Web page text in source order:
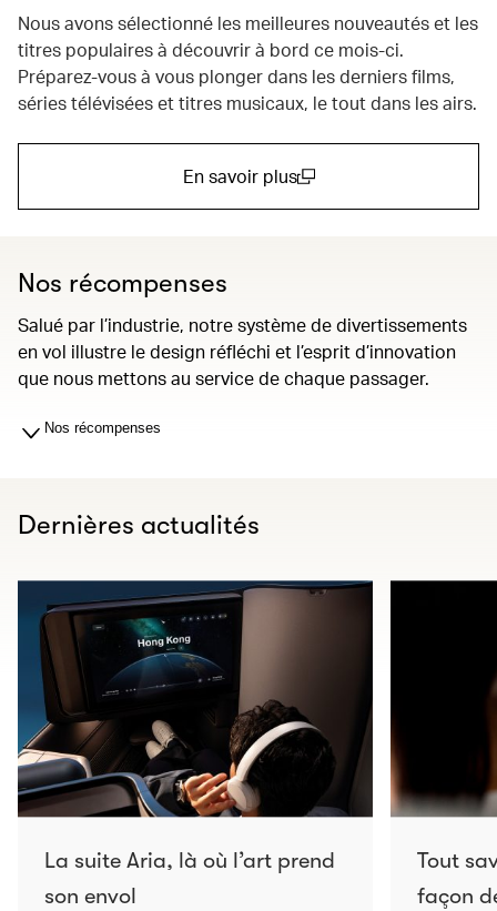
Nous avons sélectionné les meilleures nouveautés et les
titres populaires à découvrir à bord ce mois-ci.
Préparez-vous à vous plonger dans les derniers films,
séries télévisées et titres musicaux, le tout dans les airs.
En savoir plus
Nos récompenses
Salué par l’industrie, notre système de divertissements
en vol illustre le design réfléchi et l’esprit d’innovation
que nous mettons au service de chaque passager.
Nos récompenses
Dernières actualités
La suite Aria, là où l’art prend
son envol
Tout
façon